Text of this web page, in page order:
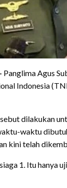
Panglima Agus
Indonesia
dilakukan
waktu
kini telah
1. Itu hanya